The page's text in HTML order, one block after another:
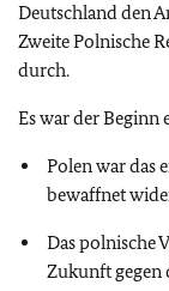
Deutschland den
Zweite Polnische
durch.
Es war der Beginn
Polen war das
bewaffnet
Das polnische
Zukunft gegen